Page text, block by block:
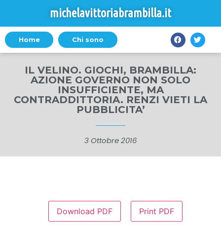
michelavittoriabrambilla.it
Home Chi sono
IL VELINO. GIOCHI, BRAMBILLA:
AZIONE GOVERNO NON SOLO
INSUFFICIENTE, MA
CONTRADDITTORIA. RENZI VIETI LA
PUBBLICITA’
3 Ottobre 2016
Download PDF Print PDF